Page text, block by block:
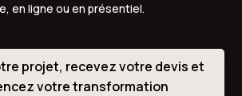
en ligne ou en présentiel.
projet, recevez votre devis et
votre transformation